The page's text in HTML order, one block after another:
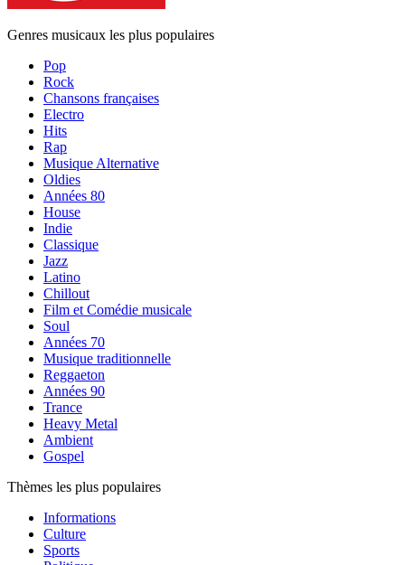
Genres musicaux les plus populaires
Pop
Rock
Chansons françaises
Electro
Hits
Rap
Musique Alternative
Oldies
Années 80
House
Indie
Classique
Jazz
Latino
Chillout
Film et Comédie musicale
Soul
Années 70
Musique traditionnelle
Reggaeton
Années 90
Trance
Heavy Metal
Ambient
Gospel
Thèmes les plus populaires
Informations
Culture
Sports